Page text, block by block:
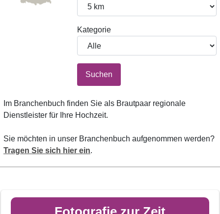
Kategorie
Suchen
Im Branchenbuch finden Sie als Brautpaar regionale
Dienstleister für Ihre Hochzeit.
Sie möchten in unser Branchenbuch aufgenommen werden?
Tragen Sie sich hier ein.